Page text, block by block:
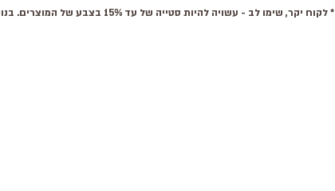
* לקוח יקר, שימו לב - עשויה להיות סטייה של עד 15% בצבע של המוצרים. בנוסף, תיתכן סטיית צבע בין מסכים שונים מהצבעים המקוריים בפועל. למידע נוסף אנא צרו איתנו קשר: